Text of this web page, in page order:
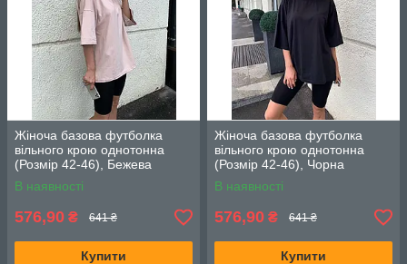
Жіноча базова футболка
вільного крою однотонна
(Розмір 42-46), Бежева
В наявності
576,90 ₴ 641 ₴
Купити
Жіноча базова футболка
вільного крою однотонна
(Розмір 42-46), Чорна
В наявності
576,90 ₴ 641 ₴
Купити